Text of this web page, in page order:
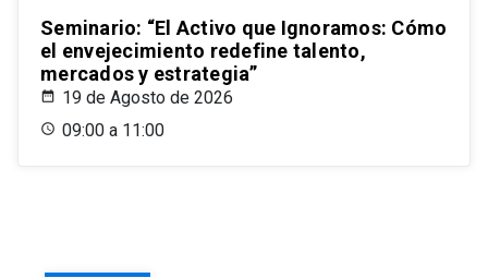
Seminario: “El Activo que Ignoramos: Cómo
el envejecimiento redefine talento,
mercados y estrategia”
19 de Agosto de 2026
09:00 a 11:00